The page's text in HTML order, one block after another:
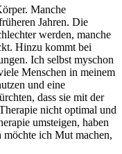
Manche
Jahren. Die
werden, manche
Hinzu kommt bei
Ich selbst myschon
Menschen in meinem
und eine
dass sie mit der
nicht optimal und
umsteigen, haben
möchte ich Mut machen,